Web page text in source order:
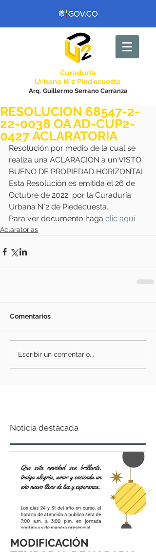
Curaduría
Urbana N°2 Piedecuesta
Arq. Guillermo Serrano Carranza
RESOLUCION 68547-2-
22-0038 OA AD-CUP2-
0427 ACLARATORIA
Resolución por medio de la cual se
realiza una ACLARACION a un VISTO
BUENO DE PROPIEDAD HORIZONTAL.
Esta Resolución es emitida el 26 de
Octubre de 2022  por la Curaduría
Urbana N°2 de Piedecuesta..
Para ver documento haga clic aquí
Aclaratorias
Comentarios
Escribir un comentario...
Noticia destacada
MODIFICACIÓN